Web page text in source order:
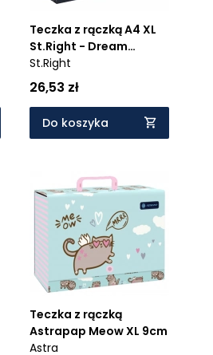
Teczka z rączką A4 XL
St.Right - Dream
Unicorn
St.Right
26,53 zł
Do koszyka
Teczka z rączką
Astrapap Meow XL 9cm
Astra